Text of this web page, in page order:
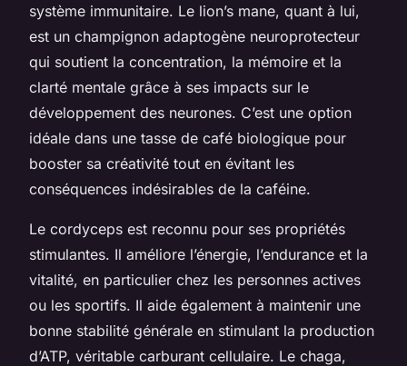
système immunitaire. Le lion’s mane, quant à lui,
est un champignon adaptogène neuroprotecteur
qui soutient la concentration, la mémoire et la
clarté mentale grâce à ses impacts sur le
développement des neurones. C’est une option
idéale dans une tasse de café biologique pour
booster sa créativité tout en évitant les
conséquences indésirables de la caféine.
Le cordyceps est reconnu pour ses propriétés
stimulantes. Il améliore l’énergie, l’endurance et la
vitalité, en particulier chez les personnes actives
ou les sportifs. Il aide également à maintenir une
bonne stabilité générale en stimulant la production
d’ATP, véritable carburant cellulaire. Le chaga,